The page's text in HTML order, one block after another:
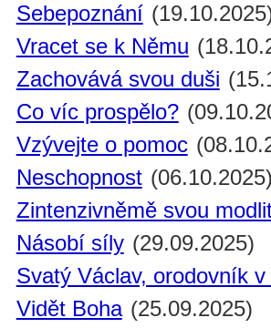
Sebepoznání
Vracet se k Němu
Zachovává svou duši
Co víc prospělo?
Vzývejte o pomoc
Neschopnost (06.10.2025)
Zintenzivněmě svou
Násobí síly (29.09.2025)
Svatý Václav, orodovník v
Vidět Boha (25.09.2025)